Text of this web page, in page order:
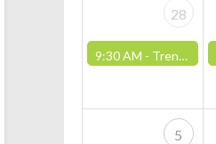
28
9:30 AM - Trening og fysisk aktivitet på pusterommet (Vardesenteret)
5